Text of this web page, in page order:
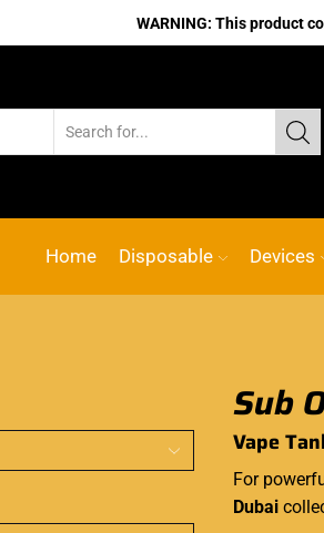
WARNING: This product
Home Disposable Devices
Vape
For
Dubai